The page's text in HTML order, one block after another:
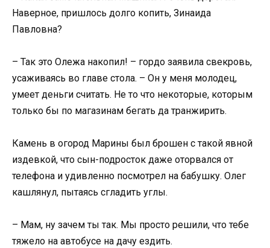
Наверное, пришлось долго копить, Зинаида
Павловна?
– Так это Олежа накопил! – гордо заявила свекровь,
усаживаясь во главе стола. – Он у меня молодец,
умеет деньги считать. Не то что некоторые, которым
только бы по магазинам бегать да транжирить.
Камень в огород Марины был брошен с такой явной
издевкой, что сын-подросток даже оторвался от
телефона и удивленно посмотрел на бабушку. Олег
кашлянул, пытаясь сгладить углы.
– Мам, ну зачем ты так. Мы просто решили, что тебе
тяжело на автобусе на дачу ездить.